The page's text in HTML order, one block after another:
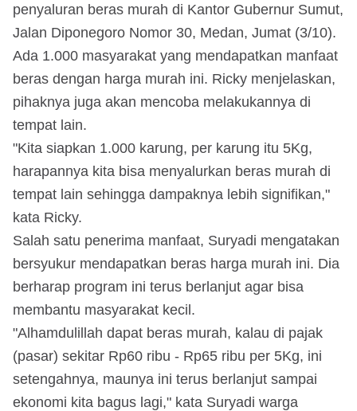
penyaluran beras murah di Kantor Gubernur Sumut,
Jalan Diponegoro Nomor 30, Medan, Jumat (3/10).
Ada 1.000 masyarakat yang mendapatkan manfaat
beras dengan harga murah ini. Ricky menjelaskan,
pihaknya juga akan mencoba melakukannya di
tempat lain.
"Kita siapkan 1.000 karung, per karung itu 5Kg,
harapannya kita bisa menyalurkan beras murah di
tempat lain sehingga dampaknya lebih signifikan,"
kata Ricky.
Salah satu penerima manfaat, Suryadi mengatakan
bersyukur mendapatkan beras harga murah ini. Dia
berharap program ini terus berlanjut agar bisa
membantu masyarakat kecil.
"Alhamdulillah dapat beras murah, kalau di pajak
(pasar) sekitar Rp60 ribu - Rp65 ribu per 5Kg, ini
setengahnya, maunya ini terus berlanjut sampai
ekonomi kita bagus lagi," kata Suryadi warga